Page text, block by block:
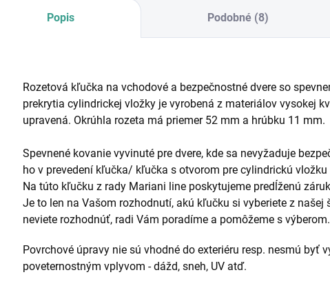
Popis Podobné (8)
Rozetová kľučka na vchodové a bezpečnostné dvere so
prekrytia cylindrickej vložky je vyrobená z materiálov vysokej
upravená. Okrúhla rozeta má priemer 52 mm a hrúbku 11 mm.
Spevnené kovanie vyvinuté pre dvere, kde sa nevyžaduje
ho v prevedení kľučka/ kľučka s otvorom pre cylindrickú vložku
Na túto kľučku z rady Mariani line poskytujeme predĺženú
Je to len na Vašom rozhodnutí, akú kľučku si vyberiete z našej
neviete rozhodnúť, radi Vám poradíme a pomôžeme s výberom.
Povrchové úpravy nie sú vhodné do exteriéru resp. nesmú byť
poveternostným vplyvom - dážd, sneh, UV atď.